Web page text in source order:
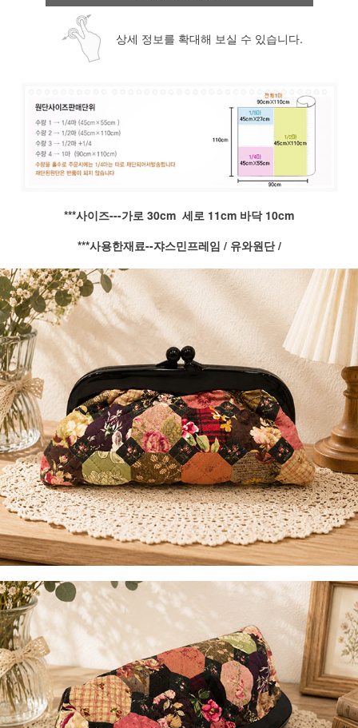
상세 정보를 확대해 보실 수 있습니다.
***사이즈---가로 30cm 세로 11cm 바닥 10cm
***사용한재료--쟈스민프레임 / 유와원단 /